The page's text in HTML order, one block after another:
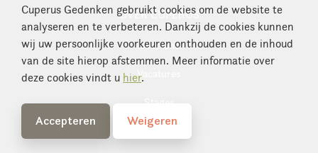
OVER CUPERUS
Over ons
Vacatures
Historie
Cuperus Gedenken gebruikt cookies om de website te
analyseren en te verbeteren. Dankzij de cookies kunnen
wij uw persoonlijke voorkeuren onthouden en de inhoud
van de site hierop afstemmen. Meer informatie over
deze cookies vindt u hier.
Accepteren Weigeren